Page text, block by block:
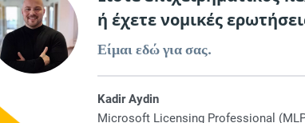
ή έχετε νομικές
Είμαι εδώ για σας.
Kadir Aydin
Microsoft Licensing Professional